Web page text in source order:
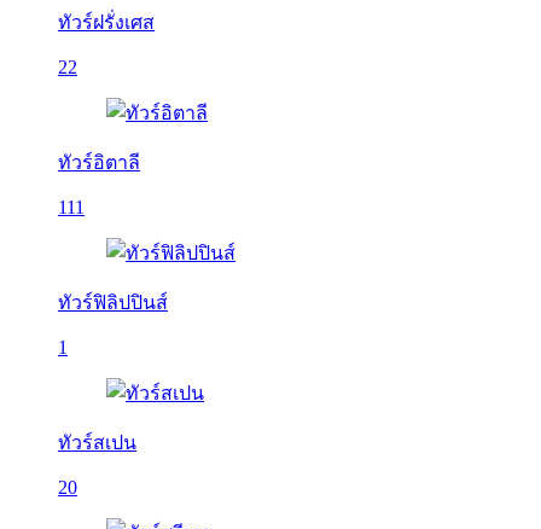
ทัวร์ฝรั่งเศส
22
ทัวร์อิตาลี
111
ทัวร์ฟิลิปปินส์
1
ทัวร์สเปน
20